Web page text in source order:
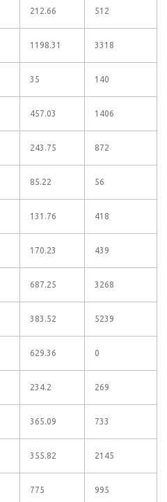
212.66 512
1198.31 3318
35 140
457.03 1406
243.75 872
85.22 56
131.76 418
170.23 439
687.25 3268
383.52 5239
629.36 0
234.2 269
365.09 733
355.82 2145
775 995